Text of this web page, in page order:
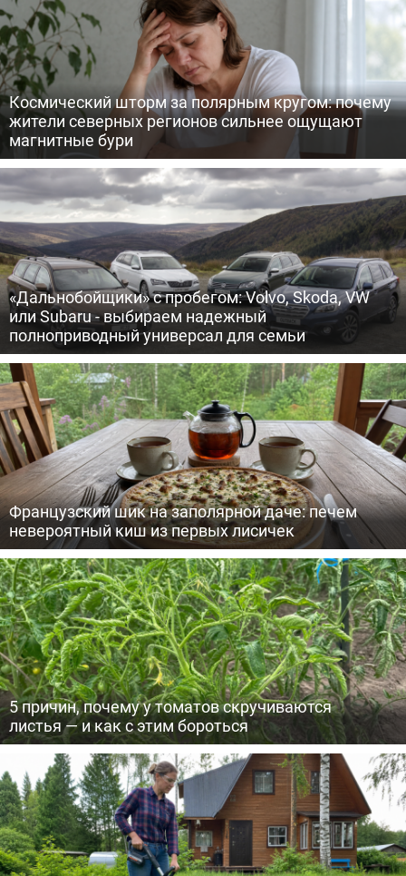
Космический шторм за полярным кругом: почему
жители северных регионов сильнее ощущают
магнитные бури
«Дальнобойщики» с пробегом: Volvo, Skoda, VW
или Subaru - выбираем надежный
полноприводный универсал для семьи
Французский шик на заполярной даче: печем
невероятный киш из первых лисичек
5 причин, почему у томатов скручиваются
листья — и как с этим бороться